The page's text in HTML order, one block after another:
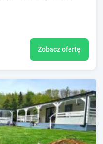
Zobacz ofertę